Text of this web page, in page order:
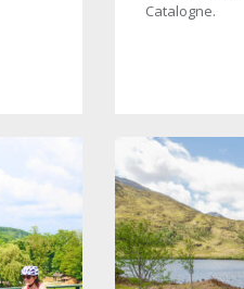
Catalogne.